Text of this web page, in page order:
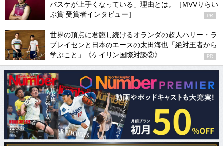
バスケが上手くなっている」理由とは。［MVVりらい
ぶ賞 受賞者インタビュー］
PR
世界の頂点に君臨し続けるオランダの超人ハリー・ラ
ブレイセンと日本のエースの太田海也「絶対王者から
学ぶこと」《ケイリン国際対談②》
PR